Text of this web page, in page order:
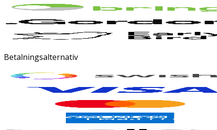
Betalningsalternativ